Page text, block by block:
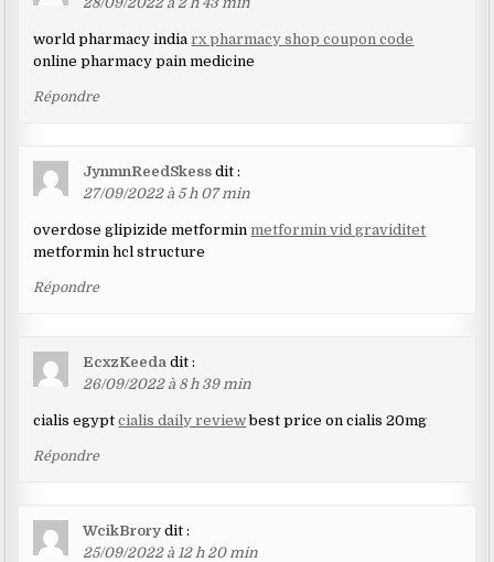
world pharmacy indiarx pharmacy shop coupon code
online pharmacy pain medicine
Répondre
JynmnReedSkess dit :
27/09/2022 à 5 h 07 min
overdose glipizide metformin metformin vid graviditet
metformin hcl structure
Répondre
EcxzKeeda dit :
26/09/2022 à 8 h 39 min
cialis egyptcialis daily reviewbest price on cialis 20mg
Répondre
WcikBrory dit :
25/09/2022 à 12 h 20 min